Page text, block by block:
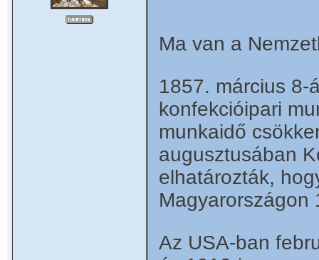
Ma van a
1857. március 8-
konfekcióipari
munkaidő
augusztusában
elhatározták,
Az USA-ban